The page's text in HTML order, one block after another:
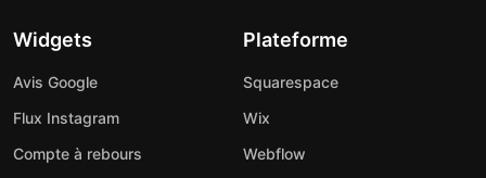
Widgets
Avis Google
Flux Instagram
Compte à rebours
Plateforme
Squarespace
Wix
Webflow